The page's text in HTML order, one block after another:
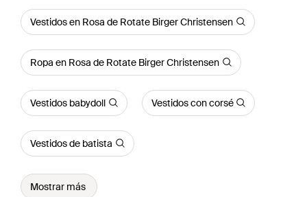
Vestidos en Rosa de Rotate Birger Christensen
Ropa en Rosa de Rotate Birger Christensen
Vestidos babydoll Vestidos con corsé
Vestidos de batista
Mostrar más